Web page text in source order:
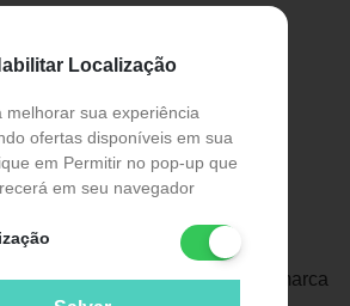
Localização
melhorar sua experiência
ofertas disponíveis em sua
em Permitir no pop-up que
em seu navegador
estar sempre perfumados e
Woman Eau de Toilette da marca